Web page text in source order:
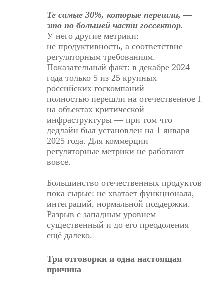
Те самые 30%, которые перешли, —
это по большей части госсектор.
У него другие метрики:
не продуктивность, а соответствие
регуляторным требованиям.
Показательный факт: в декабре 2024
года только 5 из 25 крупных
российских госкомпаний
полностью перешли на отечественное ПО
на объектах критической
инфраструктуры — при том что
дедлайн был установлен на 1 января
2025 года. Для коммерции
регуляторные метрики не работают
вовсе.
Большинство отечественных продуктов
пока сырые: не хватает функционала,
интеграций, нормальной поддержки.
Разрыв с западным уровнем
существенный и до его преодоления
ещё далеко.
Три отговорки и одна настоящая
причина